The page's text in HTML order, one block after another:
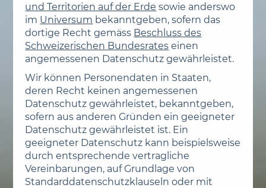
und Territorien auf der Erde sowie anderswo
im Universum bekanntgeben, sofern das
dortige Recht gemäss Beschluss des
Schweizerischen Bundesrates einen
angemessenen Datenschutz gewährleistet.
Wir können Personendaten in Staaten,
deren Recht keinen angemessenen
Datenschutz gewährleistet, bekanntgeben,
sofern aus anderen Gründen ein geeigneter
Datenschutz gewährleistet ist. Ein
geeigneter Datenschutz kann beispielsweise
durch entsprechende vertragliche
Vereinbarungen, auf Grundlage von
Standard­datenschutzklauseln oder mit